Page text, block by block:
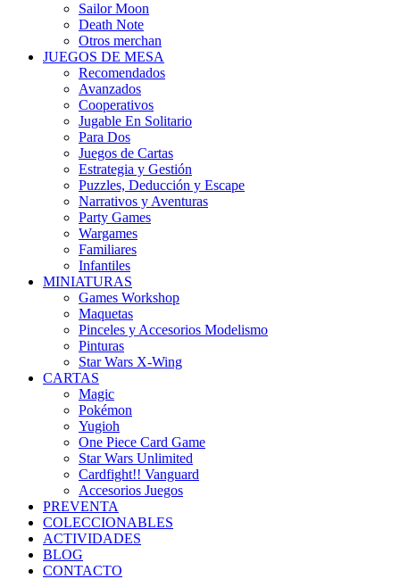
Sailor Moon
Death Note
Otros merchan
JUEGOS DE MESA
Recomendados
Avanzados
Cooperativos
Jugable En Solitario
Para Dos
Juegos de Cartas
Estrategia y Gestión
Puzzles, Deducción y Escape
Narrativos y Aventuras
Party Games
Wargames
Familiares
Infantiles
MINIATURAS
Games Workshop
Maquetas
Pinceles y Accesorios Modelismo
Pinturas
Star Wars X-Wing
CARTAS
Magic
Pokémon
Yugioh
One Piece Card Game
Star Wars Unlimited
Cardfight!! Vanguard
Accesorios Juegos
PREVENTA
COLECCIONABLES
ACTIVIDADES
BLOG
CONTACTO